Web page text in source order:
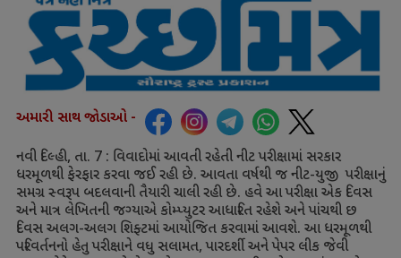
અમારી સાથ જોડાઓ -
નવી દિલ્હી, તા. 7 : વિવાદોમાં આવતી રહેતી નીટ પરીક્ષામાં સરકાર
ધરમૂળથી ફેરફાર કરવા જઈ રહી છે. આવતા વર્ષથી જ નીટ-યુજી પરીક્ષાનું
સમગ્ર સ્વરૂપ બદલવાની તૈયારી ચાલી રહી છે. હવે આ પરીક્ષા એક દિવસ
અને માત્ર લેખિતની જગ્યાએ કોમ્પ્યુટર આધારિત રહેશે અને પાંચથી છ
દિવસ અલગ-અલગ શિફ્ટમાં આયોજિત કરવામાં આવશે. આ ધરમૂળથી
પરિવર્તનનો હેતુ પરીક્ષાને વધુ સલામત,પારદર્શી અને પેપર લીક જેવી